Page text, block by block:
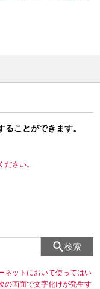
ことができます。
さい。
検索
ネットにおいて使ってはい
の画面で文字化けが発生す